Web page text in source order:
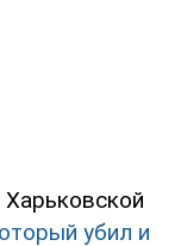
убил и